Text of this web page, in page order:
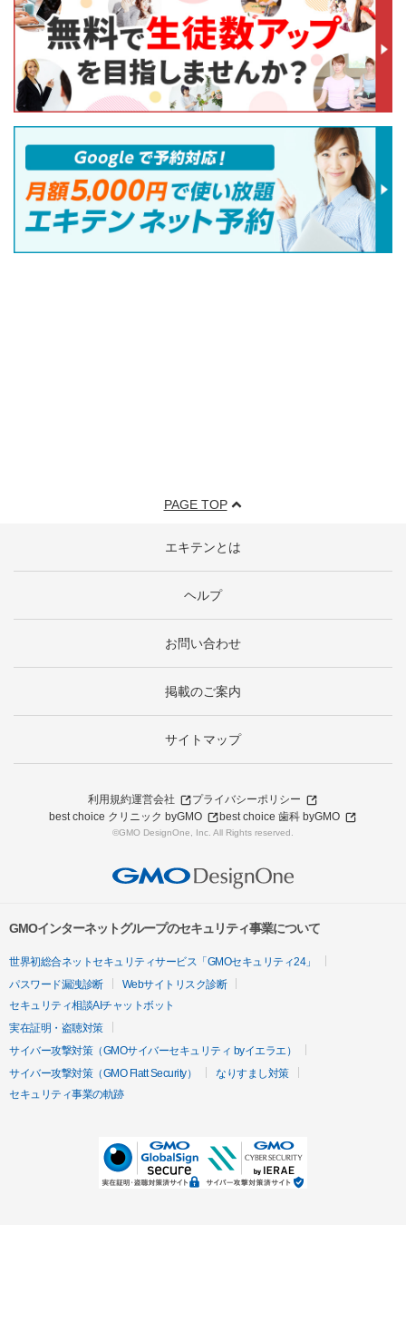
PAGE TOP
エキテンとは
ヘルプ
お問い合わせ
掲載のご案内
サイトマップ
利用規約運営会社
プライバシーポリシー
best choice クリニック byGMO
best choice 歯科 byGMO
©GMO DesignOne, Inc. All Rights reserved.
GMOインターネットグループのセキュリティ事業について
世界初総合ネットセキュリティサービス「GMOセキュリティ24」
パスワード漏洩診断
Webサイトリスク診断
セキュリティ相談AIチャットボット
実在証明・盗聴対策
サイバー攻撃対策（GMOサイバーセキュリティ byイエラエ）
サイバー攻撃対策（GMO Flatt Security）
なりすまし対策
セキュリティ事業の軌跡